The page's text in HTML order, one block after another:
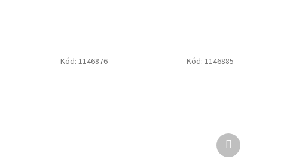
Kód:1146876 Kód: 1146885
Další
produkt